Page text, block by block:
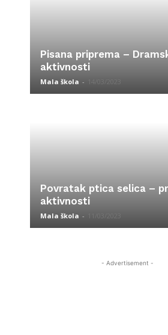
Pisana priprema –
aktivnosti
Mala škola -
Povratak ptica selica –
aktivnosti
Mala škola -
- Advertisement -